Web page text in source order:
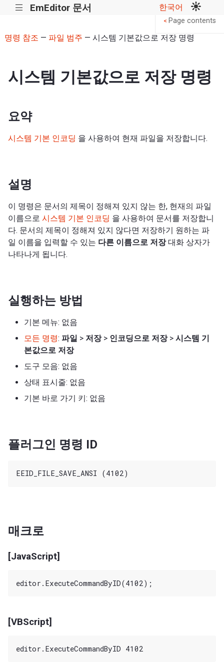
||| EmEditor 문서 한국어
명령 참조 — 파일 범주 — 시스템 기본값으로 저장 명령
시스템 기본값으로 저장 명령
요약
시스템 기본 인코딩 을 사용하여 현재 파일을 저장합니다.
설명
이 명령은 문서의 제목이 정해져 있지 않는 한, 현재의 파일
이름으로 시스템 기본 인코딩 을 사용하여 문서를 저장합니
다. 문서의 제목이 정해져 있지 않다면 저장하기 원하는 파
일 이름을 입력할 수 있는 다른 이름으로 저장대화 상자가
나타나게 됩니다.
실행하는 방법
기본 메뉴: 없음
모든 명령: 파일 > 저장> 인코딩으로 저장> 시스템 기
본값으로 저장
도구 모음: 없음
상태 표시줄: 없음
기본 바로 가기 키: 없음
플러그인 명령 ID
매크로
[JavaScript]
[VBScript]
< Page contents